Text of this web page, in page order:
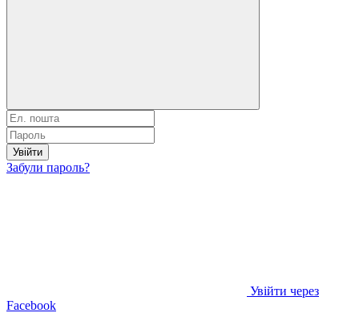
Увійти
Забули пароль?
Увійти через
Facebook